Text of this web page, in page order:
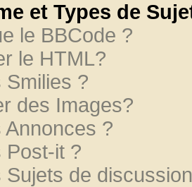
et Types de
le BBCode ?
le HTML?
Smilies ?
des Images?
?
Post-it ?
Sujets de